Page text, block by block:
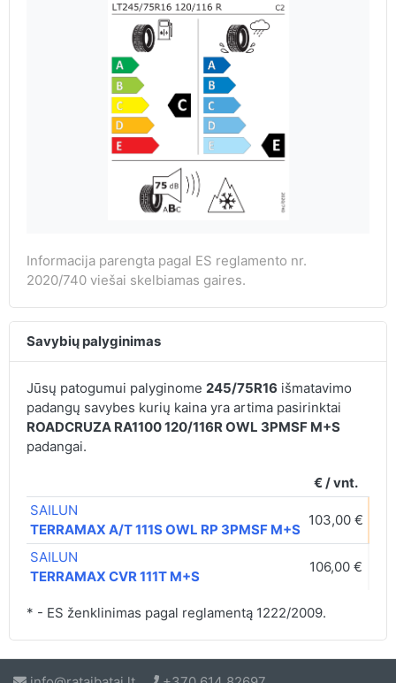
Informacija parengta pagal ES reglamento nr.
2020/740 viešai skelbiamas gaires.
Savybių palyginimas
Jūsų patogumui palyginome 245/75R16 išmatavimo
padangų savybes kurių kaina yra artima pasirinktai
ROADCRUZA RA1100 120/116R OWL 3PMSF M+S
padangai.
€ / vnt.
SAILUN
TERRAMAX A/T 111S OWL RP 3PMSF M+S
103,00 €
SAILUN
TERRAMAX CVR 111T M+S
106,00 €
* - ES ženklinimas pagal reglamentą 1222/2009.